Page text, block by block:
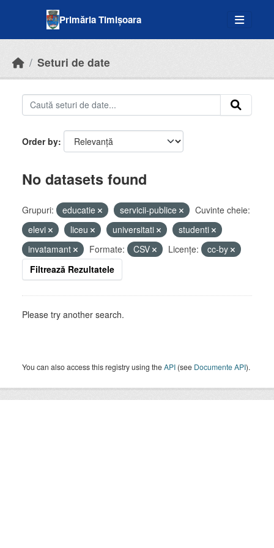
Primăria Timișoara
Seturi de date
Order by
No datasets found
Grupuri: educatie servicii-publice
Cuvinte cheie:
elevi
liceu universitati
studenti
invatamant
Formate: CSV Licenţe:
cc-by
Filtrează Rezultatele
Please try another search.
You can also access this registry using theAPI (see Documente API).